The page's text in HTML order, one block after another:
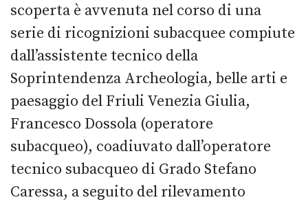
scoperta è avvenuta nel corso di una
serie di ricognizioni subacquee compiute
dall’assistente tecnico della
Soprintendenza Archeologia, belle arti e
paesaggio del Friuli Venezia Giulia,
Francesco Dossola (operatore
subacqueo), coadiuvato dall’operatore
tecnico subacqueo di Grado Stefano
Caressa, a seguito del rilevamento